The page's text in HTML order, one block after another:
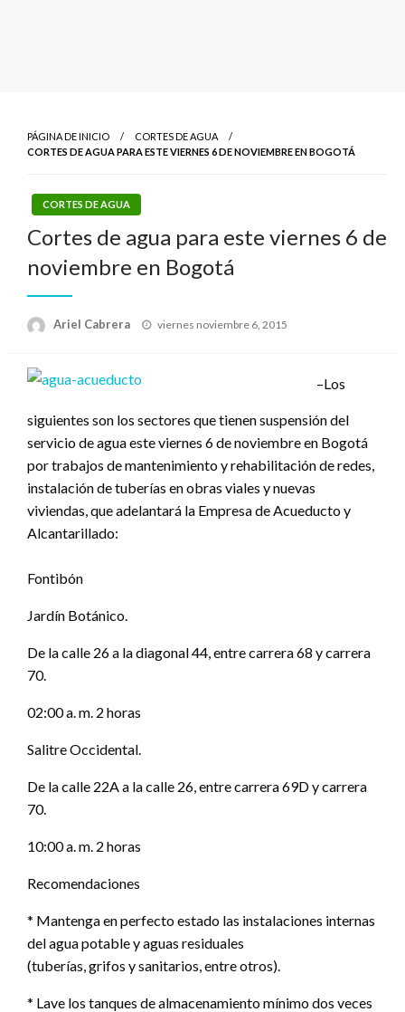
PÁGINA DE INICIO
CORTES DE AGUA
CORTES DE AGUA PARA ESTE VIERNES 6 DE NOVIEMBRE EN BOGOTÁ
CORTES DE AGUA
Cortes de agua para este viernes 6 de
noviembre en Bogotá
Ariel Cabrera
Publicado
viernes noviembre 6, 2015
–Los
siguientes son los sectores que tienen suspensión del
servicio de agua este viernes 6 de noviembre en Bogotá
por trabajos de mantenimiento y rehabilitación de redes,
instalación de tuberías en obras viales y nuevas
viviendas, que adelantará la Empresa de Acueducto y
Alcantarillado:
Fontibón
Jardín Botánico.
De la calle 26 a la diagonal 44, entre carrera 68 y carrera
70.
02:00 a. m. 2 horas
Salitre Occidental.
De la calle 22A a la calle 26, entre carrera 69D y carrera
70.
10:00 a. m. 2 horas
Recomendaciones
* Mantenga en perfecto estado las instalaciones internas
del agua potable y aguas residuales
(tuberías, grifos y sanitarios, entre otros).
* Lave los tanques de almacenamiento mínimo dos veces